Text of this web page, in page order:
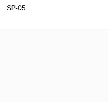
SP-05